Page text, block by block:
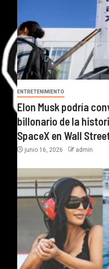
ENTRETENIMIENTO
Elon Musk podría
billonario de la
SpaceX en Wall
junio 16, 2026 admin